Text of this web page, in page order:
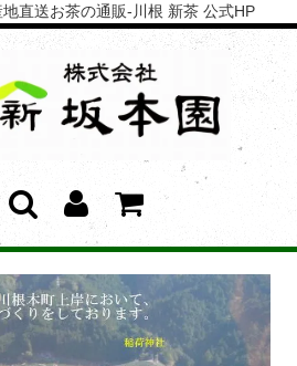
直送お茶の通販-川根 新茶 公式HP